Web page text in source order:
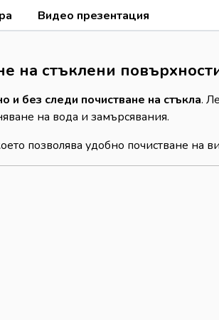
Видео презентация
на стъклени
и без следи почистване на стъкла.
на вода и замърсявания.
позволява удобно почистване на